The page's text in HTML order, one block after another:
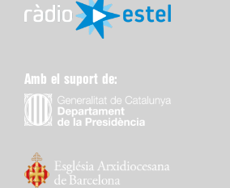
Amb el suport de: